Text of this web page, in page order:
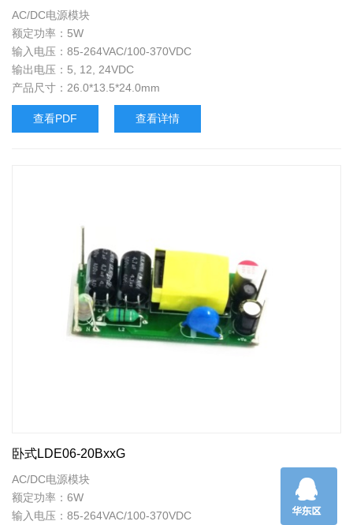
AC/DC电源模块
额定功率：5W
输入电压：85-264VAC/100-370VDC
输出电压：5, 12, 24VDC
产品尺寸：26.0*13.5*24.0mm
查看PDF 查看详情
卧式LDE06-20BxxG
AC/DC电源模块
额定功率：6W
输入电压：85-264VAC/100-370VDC